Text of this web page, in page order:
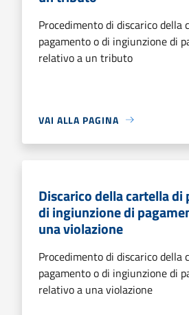
Procedimento di discarico della
pagamento o di ingiunzione di
relativo a un tributo
VAI ALLA PAGINA
Discarico della cartella di
di ingiunzione di
una violazione
Procedimento di discarico della
pagamento o di ingiunzione di
relativo a una violazione